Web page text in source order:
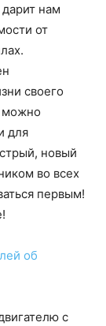
нам
от
своего
можно
для
новый
во всех
первым!
об
с